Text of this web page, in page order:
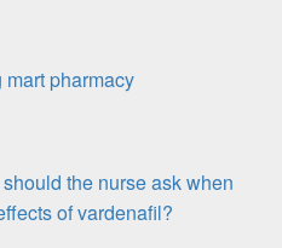
pharmacy
the nurse ask when
of vardenafil?